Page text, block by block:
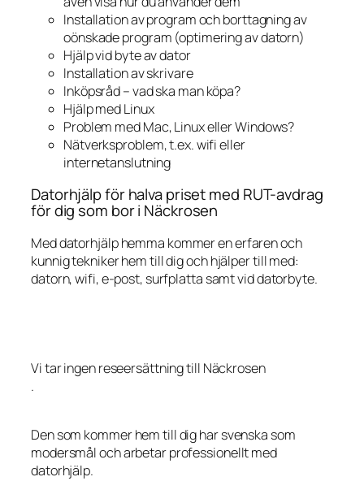
Installation av program och borttagning av
oönskade program (optimering av datorn)
Hjälp vid byte av dator
Installation av skrivare
Inköpsråd – vad ska man köpa?
Hjälp med Linux
Problem med Mac, Linux eller Windows?
Nätverksproblem, t.ex. wifi eller
internetanslutning
Datorhjälp för halva priset med RUT-avdrag
för dig som bor i Näckrosen
Med datorhjälp hemma kommer en erfaren och
kunnig tekniker hem till dig och hjälper till med:
datorn, wifi, e-post, surfplatta samt vid datorbyte.
Vi tar ingen reseersättning till Näckrosen
.
Den som kommer hem till dig har svenska som
modersmål och arbetar professionellt med
datorhjälp.